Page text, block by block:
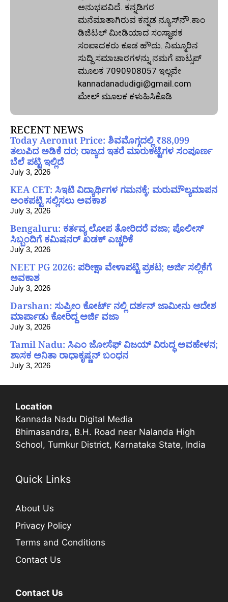
ಅನುಭವವಿದೆ. ಕನ್ನಡಿಗರ
ಮನೆಮಾತಾಗಿರುವ ಕನ್ನಡ ನ್ಯೂಸ್‌ನೌ.ಕಾಂ
ಡಿಜಿಟಲ್‌ ಮೀಡಿಯಾದ ಸಂಸ್ಥಾಪಕ
ಸಂಪಾದಕರು ಕೂಡ ಹೌದು. ನಿಮ್ಮೂರಿನ
ಸುದ್ದಿ ಸಮಾಚಾರಗಳನ್ನು ನಮಗೆ ವಾಟ್ಸಪ್‌
ಮೂಲಕ 7090908057 ಇಲ್ಲವೇ
kannadanadudigi@gmail.com
ಮೇಲ್‌ ಮೂಲಕ ಕಳುಹಿಸಿಕೊಡಿ
RECENT NEWS
Today Aeronut Price: ಶಿವಮೊಗ್ಗದಲ್ಲಿ ₹88,099
ತಲುಪಿದ ಅಡಿಕೆ ದರ; ರಾಜ್ಯದ ಇತರೆ ಮಾರುಕಟ್ಟೆಗಳ ಸಂಪೂರ್ಣ
ಬೆಲೆ ಪಟ್ಟಿ ಇಲ್ಲಿದೆ
July 3, 2026
KEA CET: ಸಿಇಟಿ ವಿದ್ಯಾರ್ಥಿಗಳ ಗಮನಕ್ಕೆ; ಮರುಮೌಲ್ಯಮಾಪನ
ಅಂಕಪಟ್ಟಿ ಸಲ್ಲಿಸಲು ಅವಕಾಶ
July 3, 2026
Bengaluru: ಕರ್ತವ್ಯ ಲೋಪ ತೋರಿದರೆ ವಜಾ; ಪೊಲೀಸ್
ಸಿಬ್ಬಂದಿಗೆ ಕಮಿಷನರ್ ಖಡಕ್ ಎಚ್ಚರಿಕೆ
July 3, 2026
NEET PG 2026: ಪರೀಕ್ಷಾ ವೇಳಾಪಟ್ಟಿ ಪ್ರಕಟ; ಅರ್ಜಿ ಸಲ್ಲಿಕೆಗೆ
ಅವಕಾಶ
July 3, 2026
Darshan: ಸುಪ್ರೀಂ ಕೋರ್ಟ್ ನಲ್ಲಿ ದರ್ಶನ್ ಜಾಮೀನು ಆದೇಶ
ಮಾರ್ಪಾಡು ಕೋರಿದ್ದ ಅರ್ಜಿ ವಜಾ
July 3, 2026
Tamil Nadu: ಸಿಎಂ ಜೋಸೆಫ್ ವಿಜಯ್ ವಿರುದ್ಧ ಅವಹೇಳನ;
ಶಾಸಕ ಅನಿತಾ ರಾಧಾಕೃಷ್ಣನ್ ಬಂಧನ
July 3, 2026
Location
Kannada Nadu Digital Media
Bhimasandra, B.H. Road near Nalanda High
School, Tumkur District, Karnataka State, India
Quick Links
About Us
Privacy Policy
Terms and Conditions
Contact Us
Contact Us